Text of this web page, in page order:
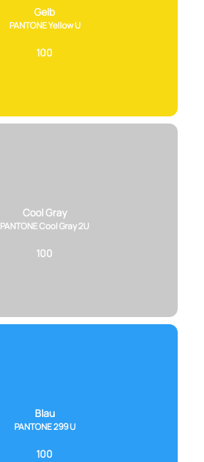
Gelb
PANTONE Yellow U
100
Cool Gray
PANTONE Cool Gray 2U
100
Blau
PANTONE 299 U
100